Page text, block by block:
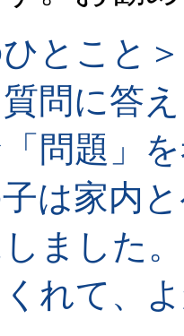
とこと＞
問に答
問題」
は家内
ました
れて、